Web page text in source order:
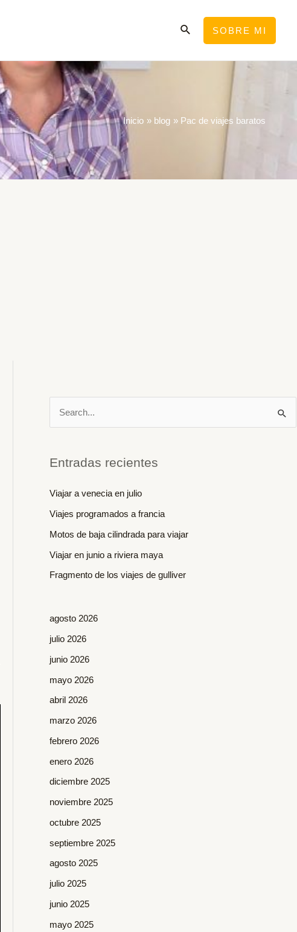
BuscarSOBRE MI
Inicio blog Pac de viajes baratos
c
r
p
o
r
Entradas recientes
Viajar a venecia en julio
Viajes programados a francia
Motos de baja cilindrada para viajar
Viajar en junio a riviera maya
Fragmento de los viajes de gulliver
agosto 2026
julio 2026
junio 2026
mayo 2026
abril 2026
marzo 2026
febrero 2026
enero 2026
diciembre 2025
noviembre 2025
octubre 2025
septiembre 2025
agosto 2025
julio 2025
junio 2025
mayo 2025